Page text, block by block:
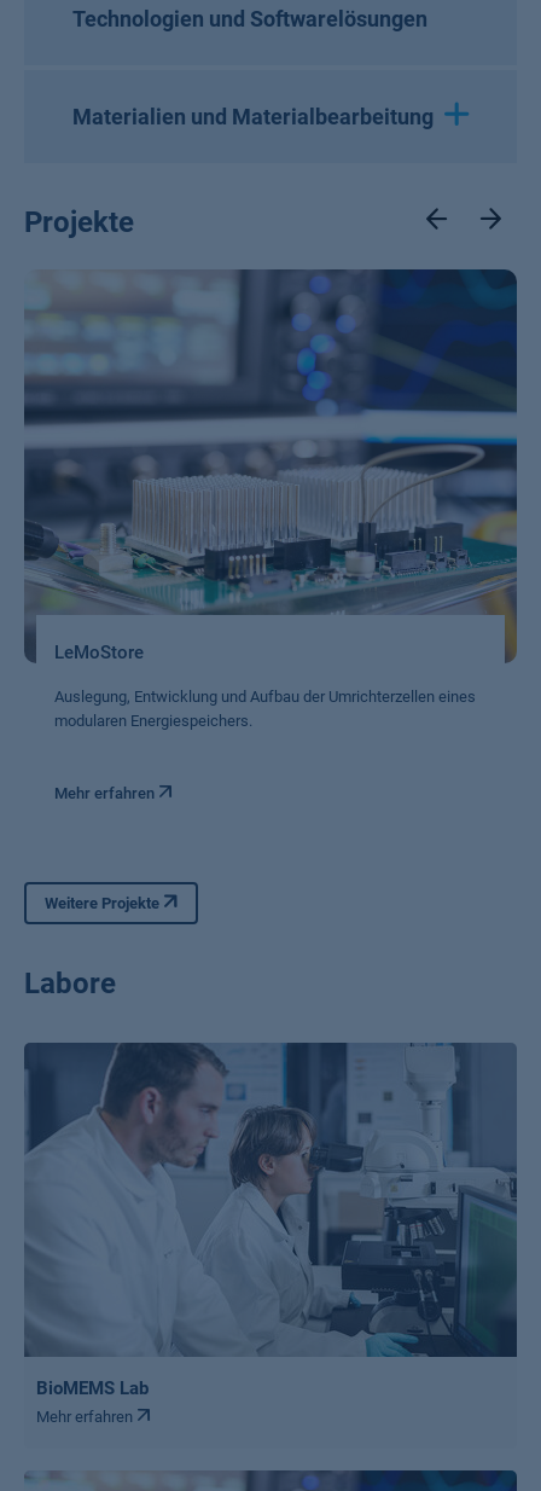
Technologien und Softwarelösungen
Materialien und Materialbearbeitung
Projekte
LeMoStore
Auslegung, Entwicklung und Aufbau der Umrichterzellen eines
modularen Energiespeichers.
Mehr erfahren
Weitere Projekte
Labore
BioMEMS Lab
Mehr erfahren